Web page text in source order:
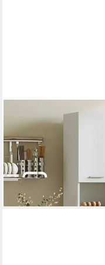
Küchenbuffet Schrank
Einlegeböden
Vorratsschrank, Weiß,
152,99 €
-56%
lieferbar - in 2-3 Werktagen